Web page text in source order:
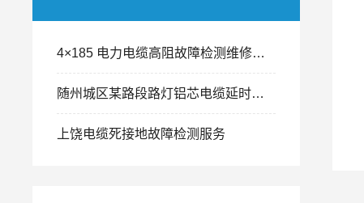
4×185 电力电缆高阻故障检测维修案例：四指套刀片划痕引发间歇性跳闸精准排查
随州城区某路段路灯铝芯电缆延时跳闸故障检测工程案例
上饶电缆死接地故障检测服务